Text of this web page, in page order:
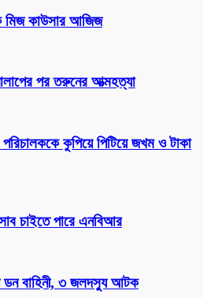
মিজ কাউসার আজিজ
পর তরুনের আত্মহত্যা
পরিচালককে কুপিয়ে পিটিয়ে জখম ও টাকা
চাইতে পারে এনবিআর
ডন বাহিনী, ৩ জলদস্যু আটক